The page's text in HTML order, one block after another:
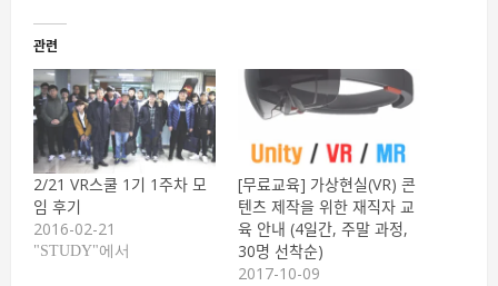
관련
2/21 VR스쿨 1기 1주차 모
임 후기
2016-02-21
"STUDY"에서
[무료교육] 가상현실(VR) 콘
텐츠 제작을 위한 재직자 교
육 안내 (4일간, 주말 과정,
30명 선착순)
2017-10-09